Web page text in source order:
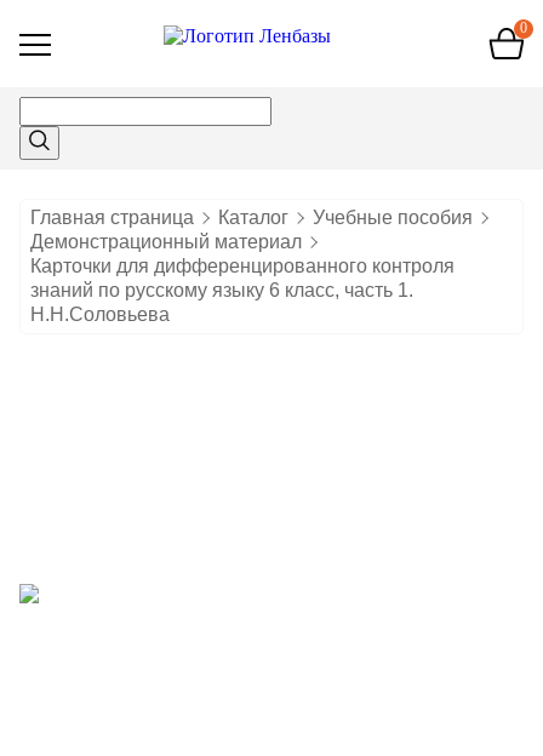
Открыть
0
Главная страница Каталог
Учебные пособия
Демонстрационный материал
Карточки для дифференцированного контроля
знаний по русскому языку 6 класс, часть 1.
Н.Н.Соловьева